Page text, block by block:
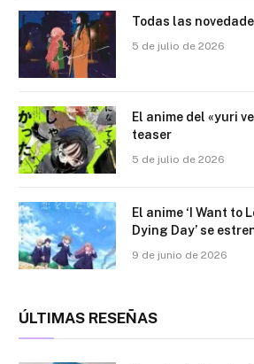
Todas las
5 de julio de 2026
El anime del «yuri
teaser
5 de julio de 2026
El anime ‘I Want to
Dying Day’ se
9 de junio de 2026
ÚLTIMAS RESEÑAS